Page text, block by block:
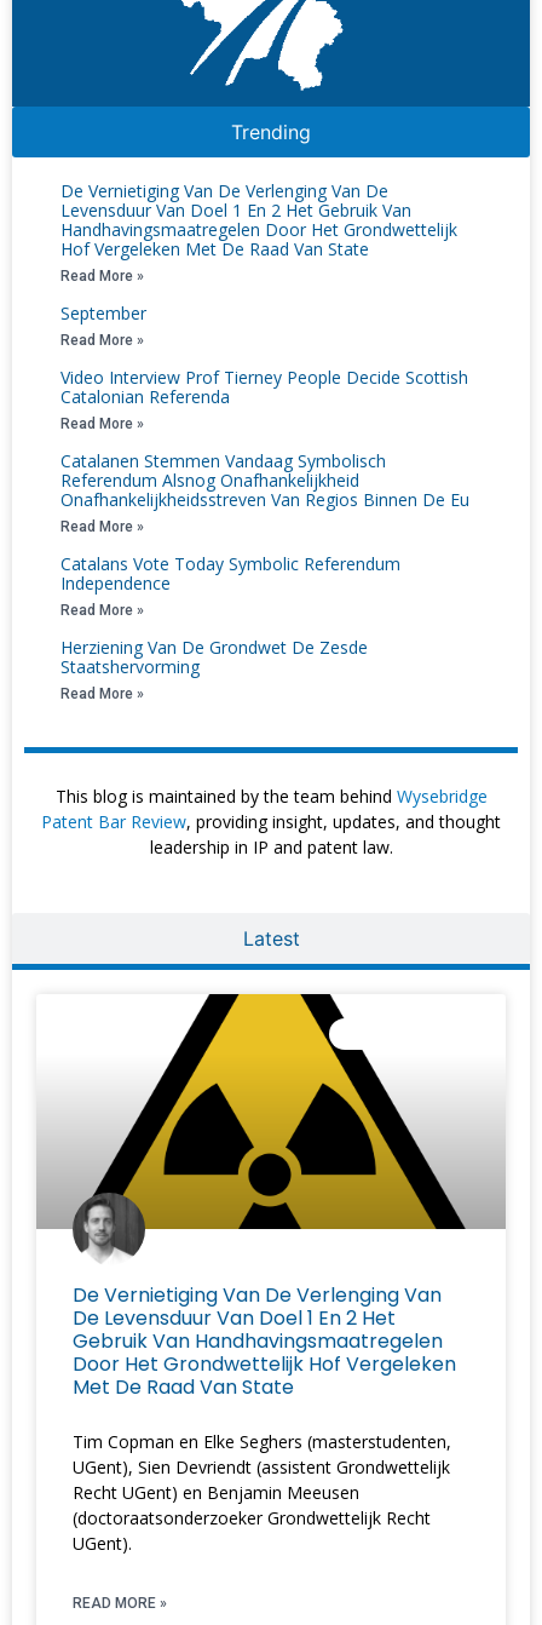
Trending
Latest
De Vernietiging Van De Verlenging Van De
Levensduur Van Doel 1 En 2 Het Gebruik Van
Handhavingsmaatregelen Door Het Grondwettelijk
Hof Vergeleken Met De Raad Van State
Read More »
September
Read More »
Video Interview Prof Tierney People Decide Scottish
Catalonian Referenda
Read More »
Catalanen Stemmen Vandaag Symbolisch
Referendum Alsnog Onafhankelijkheid
Onafhankelijkheidsstreven Van Regios Binnen De Eu
Read More »
Catalans Vote Today Symbolic Referendum
Independence
Read More »
Herziening Van De Grondwet De Zesde
Staatshervorming
Read More »
This blog is maintained by the team behind Wysebridge
Patent Bar Review, providing insight, updates, and thought
leadership in IP and patent law.
De Vernietiging Van De Verlenging Van
De Levensduur Van Doel 1 En 2 Het
Gebruik Van Handhavingsmaatregelen
Door Het Grondwettelijk Hof Vergeleken
Met De Raad Van State
Tim Copman en Elke Seghers (masterstudenten,
UGent), Sien Devriendt (assistent Grondwettelijk
Recht UGent) en Benjamin Meeusen
(doctoraatsonderzoeker Grondwettelijk Recht
UGent).
READ MORE »